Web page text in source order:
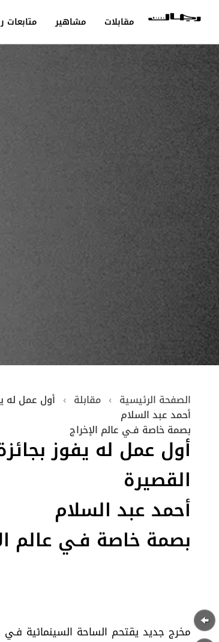
متابعات مشاهير مقابلات
الصفحة الرئيسية › مقابلة › أول عمل له
أحمد عبد السلام
بصمة خاصة فـي عالم الإخراج
أول عمل له يفوز
القصيرة
أحمد عبد السلام
بصمة خاصة فـي عالم
مخرج جديد يقتحم الساحة السينمائية